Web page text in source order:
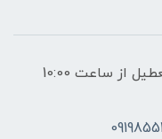
ساعات پاسخگویی: فقط روزهای غیر تعطیل از ساعت 10:00